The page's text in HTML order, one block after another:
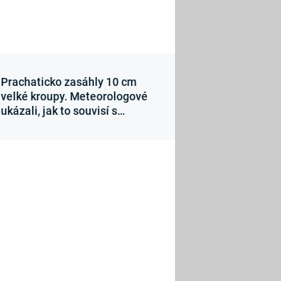
Sledujte nás
Prachaticko zasáhly 10 cm
velké kroupy. Meteorologové
ukázali, jak to souvisí s